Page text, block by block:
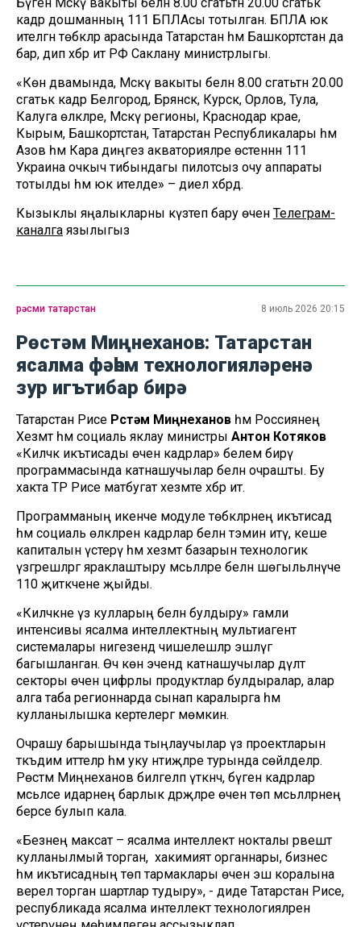
кадәр дошманның 111 БПЛАсы тотылган. БПЛА юк
ителгән төбәкләр арасында Татарстан һәм Башкортстан да
бар, дип хәбәр итә РФ Саклану министрлыгы.
«Көн дәвамында, Мәскәү вакыты белән 8.00 сәгатьтән 20.00
сәгатькә кадәр Белгород, Брянск, Курск, Орлов, Тула,
Калуга өлкәләре, Мәскәү регионы, Краснодар крае,
Кырым, Башкортстан, Татарстан Республикалары һәм
Азов һәм Кара диңгез акваторияләре өстеннән 111
Украина очкыч тибындагы пилотсыз очу аппараты
тотылды һәм юк ителде» – диелә хәбәрдә.
Кызыклы яңалыкларны күзәтеп бару өчен Телеграм-
каналга язылыгыз
рәсми татарстан 8 июль 2026 20:15
Рөстәм Миңнеханов: Татарстан
ясалма фәһем технологияләренә
зур игътибар бирә
Татарстан Рәисе Рөстәм Миңнеханов һәм Россиянең
Хезмәт һәм социаль яклау министры Антон Котяков
«Киләчәк икътисады өчен кадрлар» белем бирү
программасында катнашучылар белән очрашты. Бу
хакта ТР Рәисе матбугат хезмәте хәбәр итә.
Программаның икенче модуле төбәкләрнең икътисад
һәм социаль өлкәләрен кадрлар белән тәэмин итү, кеше
капиталын үстерү һәм хезмәт базарын технологик
үзгәрешләргә яраклаштыру мәсьәләләре белән шөгыльләнүче
110 җитәкчене җыйды.
«Киләчәкне үз кулларың белән булдыру» гамәли
интенсивы ясалма интеллектның мультиагент
системалары нигезендә чишелешләр эшләүгә
багышланган. Өч көн эчендә катнашучылар дәүләт
секторы өчен цифрлы продуктлар булдыралар, алар
алга таба регионнарда сынап каралырга һәм
кулланылышка кертелергә мөмкин.
Очрашу барышында тыңлаучылар үз проектларын
тәкъдим иттеләр һәм уку нәтиҗәләре турында сөйләделәр.
Рөстәм Миңнеханов билгеләп үткәнчә, бүген кадрлар
мәсьәләсе идарәнең барлык дәрәҗәләре өчен төп мәсьәләләрнең
берсе булып кала.
«Безнең максат – ясалма интеллект нокталы рәвештә
кулланылмый торган, ә хакимият органнары, бизнес
һәм икътисадның төп тармаклары өчен эш коралына
әверелә торган шартлар тудыру», - диде Татарстан Рәисе,
республикада ясалма интеллект технологияләрен